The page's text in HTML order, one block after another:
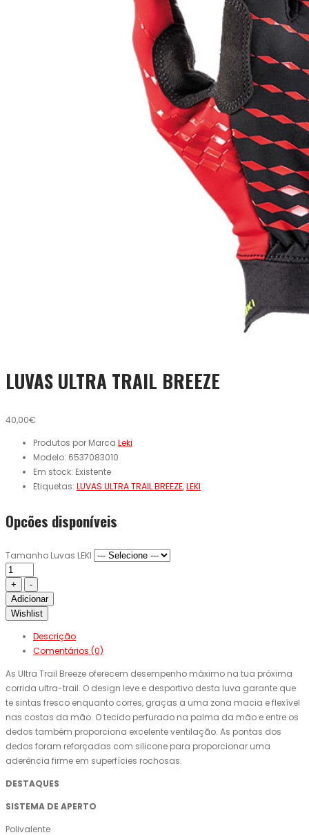
LUVAS ULTRA TRAIL BREEZE
40,00€
Produtos por Marca Leki
Modelo: 6537083010
Em stock: Existente
Etiquetas: LUVAS ULTRA TRAIL BREEZE,LEKI
Opcões disponíveis
Tamanho Luvas LEKI
Adicionar
Wishlist
Descrição
Comentários (0)
As Ultra Trail Breeze oferecem desempenho máximo na tua próxima
corrida ultra-trail. O design leve e desportivo desta luva garante que
te sintas fresco enquanto corres, graças a uma zona macia e flexível
nas costas da mão. O tecido perfurado na palma da mão e entre os
dedos também proporciona excelente ventilação. As pontas dos
dedos foram reforçadas com silicone para proporcionar uma
aderência firme em superfícies rochosas.
DESTAQUES
SISTEMA DE APERTO
Polivalente